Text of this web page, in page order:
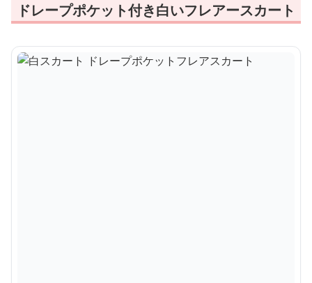
ドレープポケット付き白いフレアースカート